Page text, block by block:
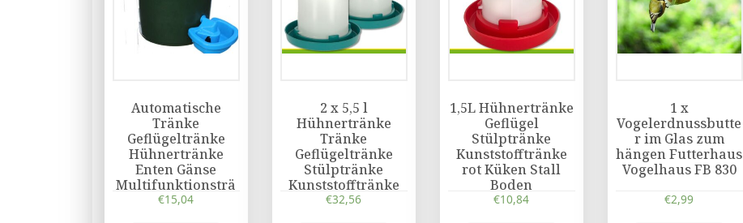
Automatische
Tränke
Geflügeltränke
Hühnertränke
Enten Gänse
Multifunktionsträ
nke
€15,04
2 x 5,5 l
Hühnertränke
Tränke
Geflügeltränke
Stülptränke
Kunststofftränke
petrol
€32,56
1,5L Hühnertränke
Geflügel
Stülptränke
Kunststofftränke
rot Küken Stall
Boden
€10,84
1 x
Vogelerdnussbutte
r im Glas zum
hängen Futterhaus
Vogelhaus FB 830
€2,99